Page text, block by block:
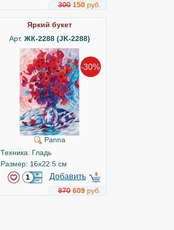
300 150 руб.
Яркий букет
Арт. ЖК-2288 (JK-2288)
-30%
Panna
Техника: Гладь
Размер: 16x22.5 см
Добавить
870 609 руб.